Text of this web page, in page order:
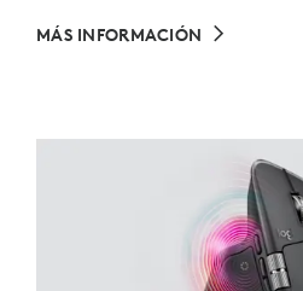
MÁS INFORMACIÓN